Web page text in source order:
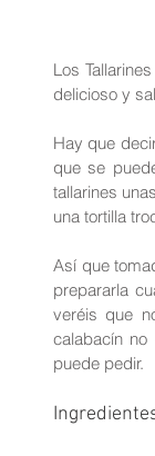
Los
delicioso y
Hay que
que se
tallarines
una tortilla
Así que
prepararla
veréis que
calabacín
puede pedir.